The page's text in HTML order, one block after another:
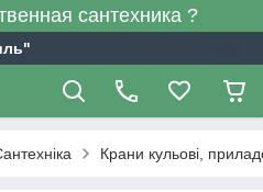
сантехника ?
Крани кульові,